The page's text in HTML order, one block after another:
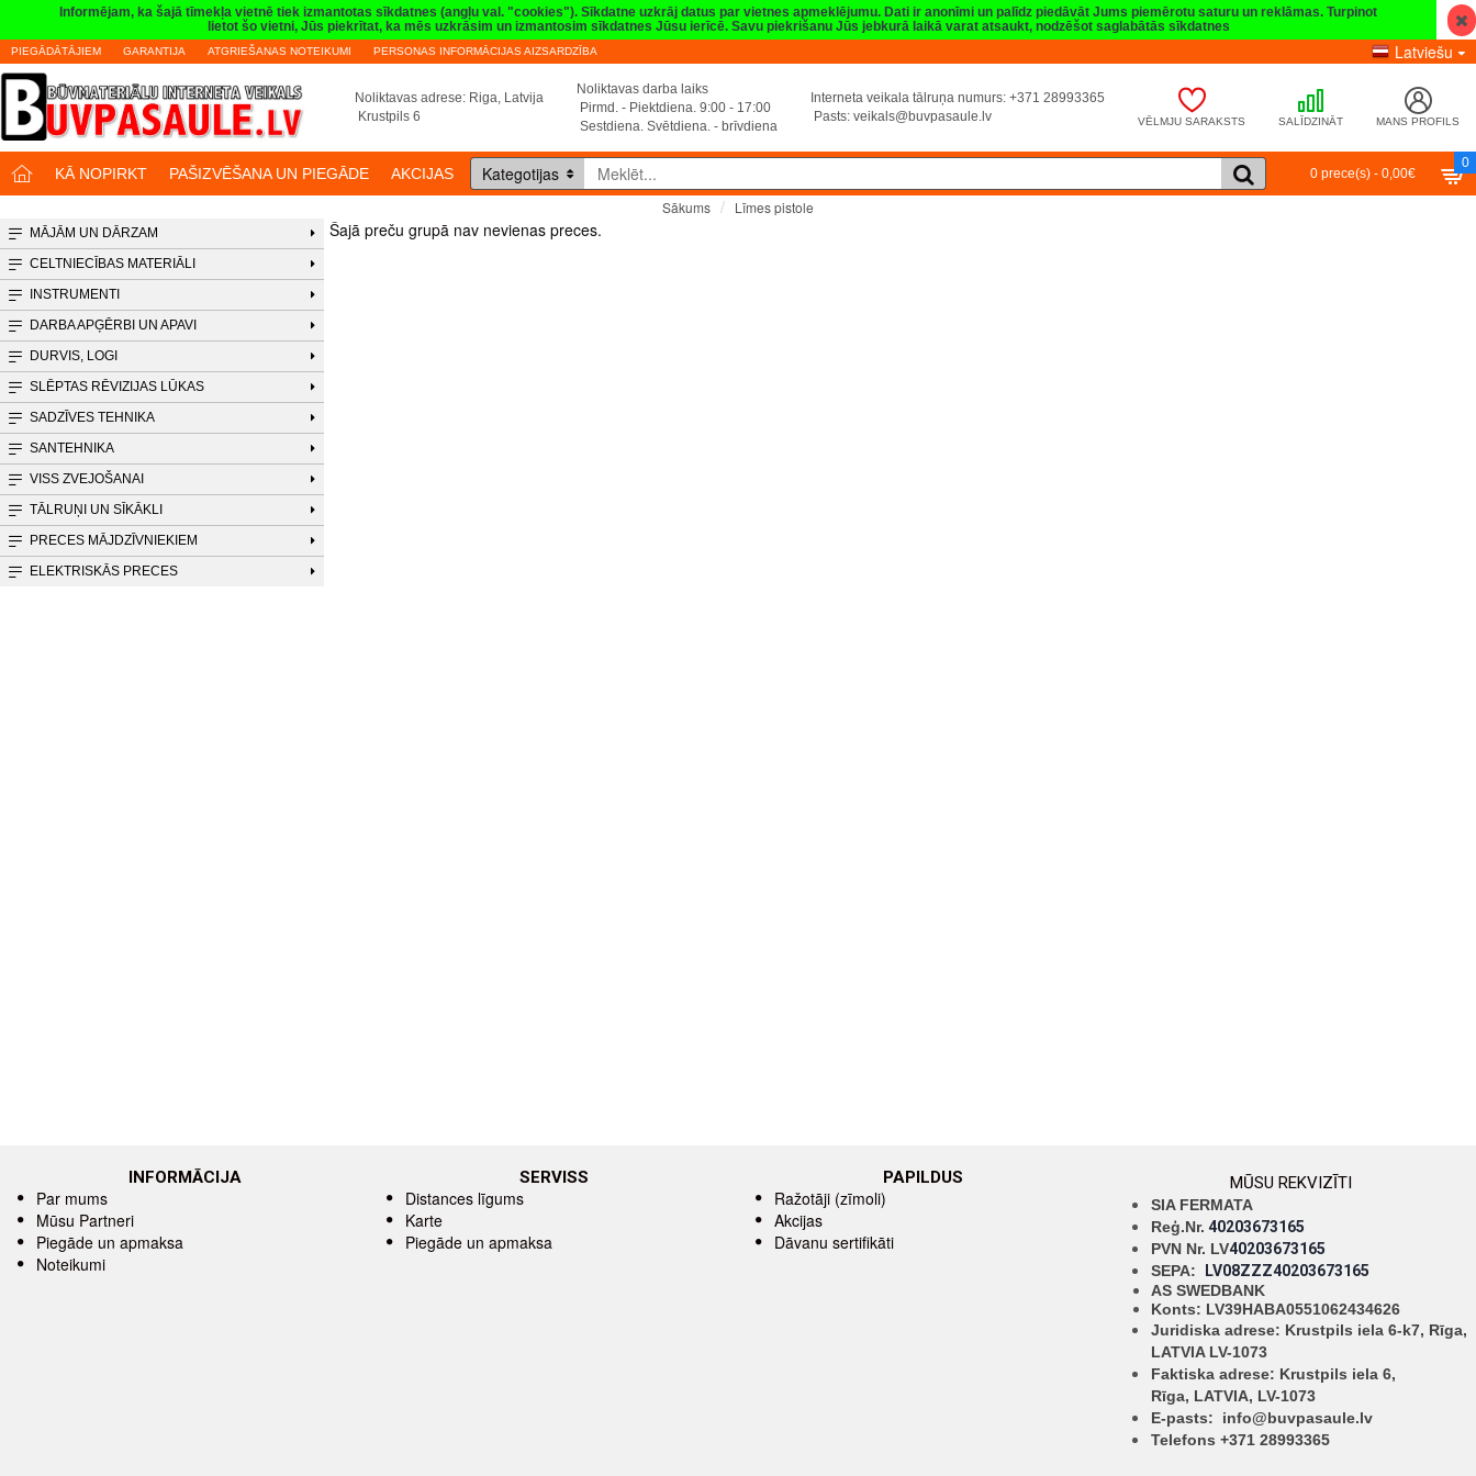
Informējam, ka šajā tīmekļa vietnē tiek izmantotas sīkdatnes (angļu val. "cookies"). Sīkdatne uzkrāj datus par vietnes apmeklējumu. Dati ir anonīmi un palīdz piedāvāt Jums piemērotu saturu un reklāmas. Turpinot
lietot šo vietni, Jūs piekrītat, ka mēs uzkrāsim un izmantosim sīkdatnes Jūsu ierīcē. Savu piekrišanu Jūs jebkurā laikā varat atsaukt, nodzēšot saglabātās sīkdatnes
PIEGĀDĀTĀJIEM GARANTIJA ATGRIEŠANAS NOTEIKUMI PERSONAS INFORMĀCIJAS AIZSARDZĪBA Latviešu
Noliktavas adrese: Riga, Latvija
Krustpils 6
Noliktavas darba laiks
Pirmd. - Piektdiena. 9:00 - 17:00
Sestdiena. Svētdiena. - brīvdiena
Interneta veikala tālruņa numurs: +371 28993365
Pasts: veikals@buvpasaule.lv VĒLMJU SARAKSTS SALĪDZINĀT MANS PROFILS
KĀ NOPIRKT PAŠIZVĒŠANA UN PIEGĀDE AKCIJAS Kategotijas 0 prece(s) - 0,00€
0
Sākums Līmes pistole
MĀJĀM UN DĀRZAM
CELTNIECĪBAS MATERIĀLI
INSTRUMENTI
DARBA APĢĒRBI UN APAVI
DURVIS, LOGI
SLĒPTAS RĒVIZIJAS LŪKAS
SADZĪVES TEHNIKA
SANTEHNIKA
VISS ZVEJOŠANAI
TĀLRUŅI UN SĪKĀKLI
PRECES MĀJDZĪVNIEKIEM
ELEKTRISKĀS PRECES
Šajā preču grupā nav nevienas preces.
INFORMĀCIJA
Par mums
Mūsu Partneri
Piegāde un apmaksa
Noteikumi
SERVISS
Distances līgums
Karte
Piegāde un apmaksa
PAPILDUS
Ražotāji (zīmoli)
Akcijas
Dāvanu sertifikāti
MŪSU REKVIZĪTI
SIA FERMATA
Reģ.Nr. 40203673165
PVN Nr. LV40203673165
SEPA:
LV08ZZZ40203673165
AS SWEDBANK
Konts: LV39HABA0551062434626
Juridiska adrese: Krustpils iela 6-k7, Rīga,
LATVIA LV-1073
Faktiska adrese: Krustpils iela 6,
Rīga, LATVIA, LV-1073
E-pasts: info@buvpasaule.lv
Telefons +371 28993365